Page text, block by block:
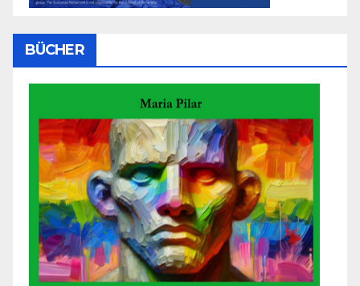
BÜCHER